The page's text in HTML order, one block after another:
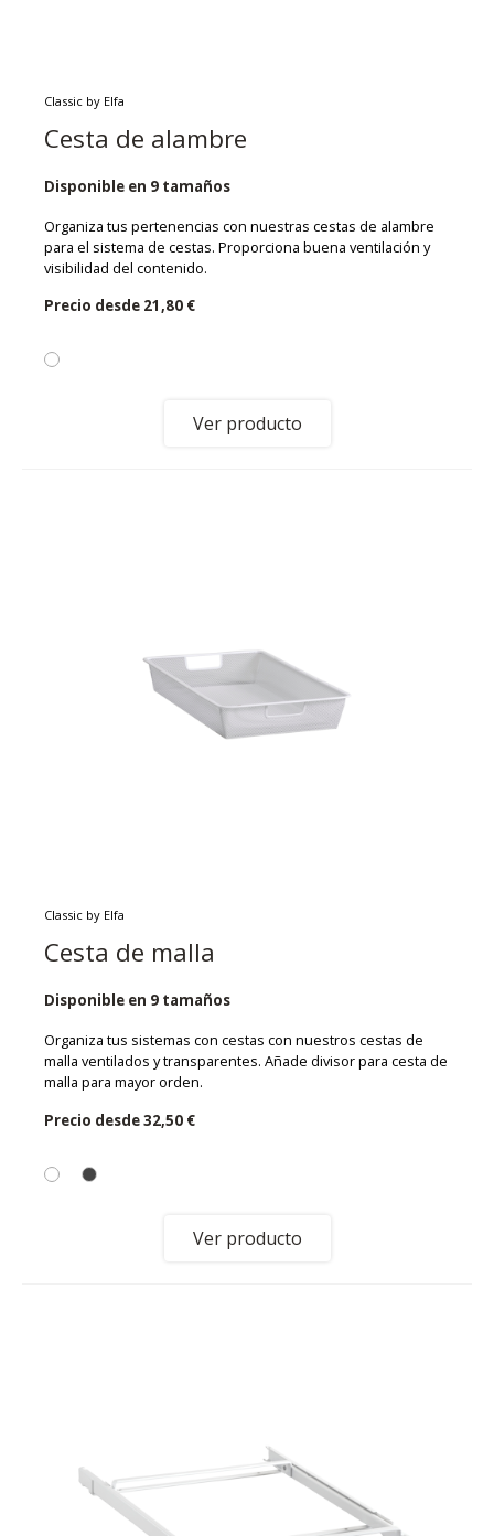
Classic by Elfa
Cesta de alambre
Disponible en 9 tamaños
Organiza tus pertenencias con nuestras cestas de alambre
para el sistema de cestas. Proporciona buena ventilación y
visibilidad del contenido.
Precio desde 21,80 €
Ver producto
Classic by Elfa
Cesta de malla
Disponible en 9 tamaños
Organiza tus sistemas con cestas con nuestros cestas de
malla ventilados y transparentes. Añade divisor para cesta de
malla para mayor orden.
Precio desde32,50 €
Ver producto